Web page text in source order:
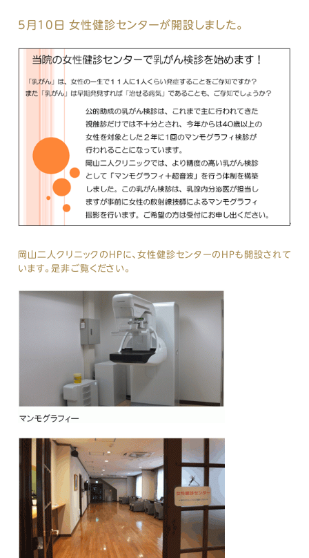
5月10日 女性健診センターが開設しました。
岡山二人クリニックのHPに、女性健診センターのHPも開設されて
います。是非ご覧ください。